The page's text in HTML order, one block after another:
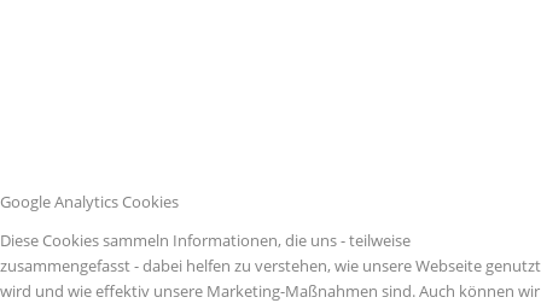
Google Analytics Cookies
Diese Cookies sammeln Informationen, die uns - teilweise
zusammengefasst - dabei helfen zu verstehen, wie unsere Webseite genutzt
wird und wie effektiv unsere Marketing-Maßnahmen sind. Auch können wir